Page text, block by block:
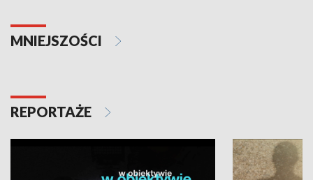
MNIEJSZOŚCI
REPORTAŻE